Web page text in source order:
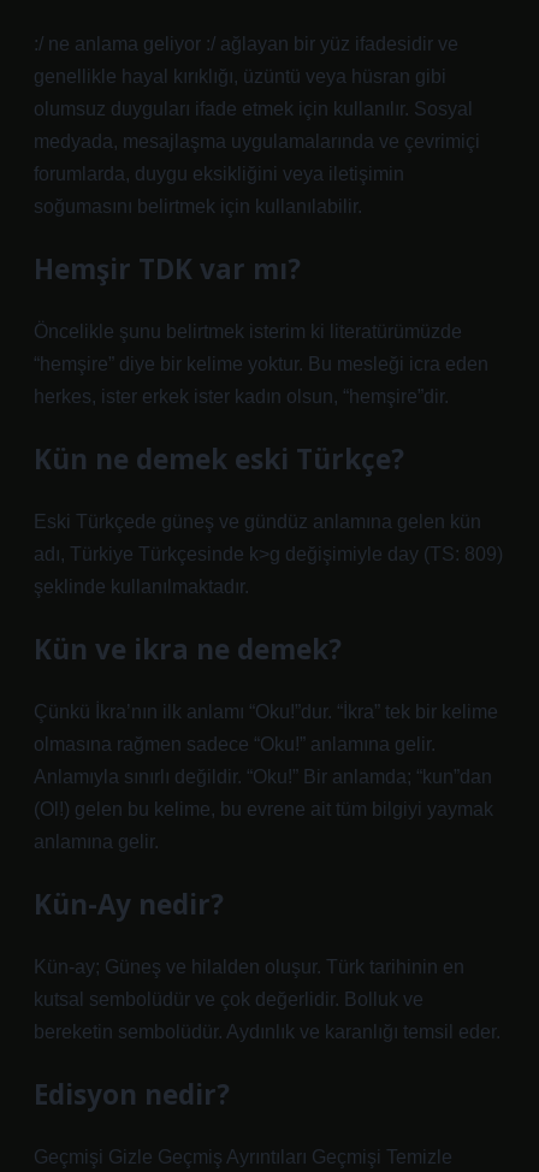
:/ ne anlama geliyor :/ ağlayan bir yüz ifadesidir ve
genellikle hayal kırıklığı, üzüntü veya hüsran gibi
olumsuz duyguları ifade etmek için kullanılır. Sosyal
medyada, mesajlaşma uygulamalarında ve çevrimiçi
forumlarda, duygu eksikliğini veya iletişimin
soğumasını belirtmek için kullanılabilir.
Hemşir TDK var mı?
Öncelikle şunu belirtmek isterim ki literatürümüzde
“hemşire” diye bir kelime yoktur. Bu mesleği icra eden
herkes, ister erkek ister kadın olsun, “hemşire”dir.
Kün ne demek eski Türkçe?
Eski Türkçede güneş ve gündüz anlamına gelen kün
adı, Türkiye Türkçesinde k>g değişimiyle day (TS: 809)
şeklinde kullanılmaktadır.
Kün ve ikra ne demek?
Çünkü İkra’nın ilk anlamı “Oku!”dur. “İkra” tek bir kelime
olmasına rağmen sadece “Oku!” anlamına gelir.
Anlamıyla sınırlı değildir. “Oku!” Bir anlamda; “kun”dan
(Ol!) gelen bu kelime, bu evrene ait tüm bilgiyi yaymak
anlamına gelir.
Kün-Ay nedir?
Kün-ay; Güneş ve hilalden oluşur. Türk tarihinin en
kutsal sembolüdür ve çok değerlidir. Bolluk ve
bereketin sembolüdür. Aydınlık ve karanlığı temsil eder.
Edisyon nedir?
Geçmişi Gizle Geçmiş Ayrıntıları Geçmişi Temizle